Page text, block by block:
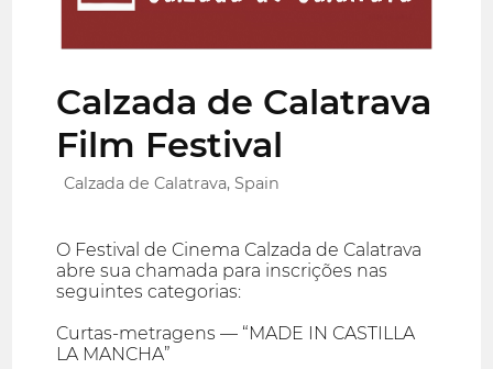
Calzada de Calatrava
Film Festival
Calzada de Calatrava, Spain
O Festival de Cinema Calzada de Calatrava
abre sua chamada para inscrições nas
seguintes categorias:
Curtas-metragens — “MADE IN CASTILLA
LA MANCHA”